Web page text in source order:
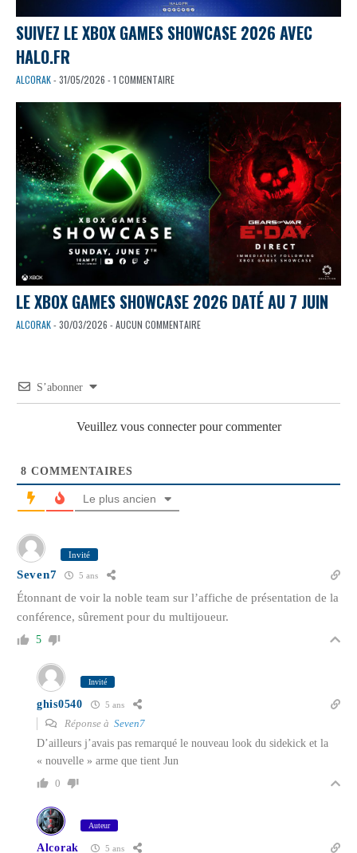
SUIVEZ LE XBOX GAMES SHOWCASE 2026 AVEC
HALO.FR
ALCORAK- 31/05/2026 - 1 COMMENTAIRE
LE XBOX GAMES SHOWCASE 2026 DATÉ AU 7 JUIN
ALCORAK- 30/03/2026 - AUCUN COMMENTAIRE
S’abonner
Veuillez vous connecter pour commenter
8 COMMENTAIRES
Le plus ancien
Invité
Seven7 5 ans
Étonnant de voir la noble team sur l’affiche de présentation de la
conférence, sûrement pour du multijoueur.
5
Invité
ghis0540 5 ans
Réponse à Seven7
D’ailleurs j’avais pas remarqué le nouveau look du sidekick et la
« nouvelle » arme que tient Jun
0
Auteur
Alcorak 5 ans